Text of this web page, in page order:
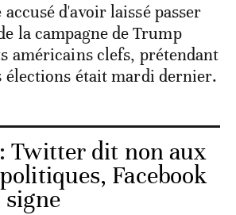
accusé d'avoir laissé passer
la campagne de Trump
américains clefs, prétendant
élections était mardi dernier.
Twitter dit non aux
Facebook